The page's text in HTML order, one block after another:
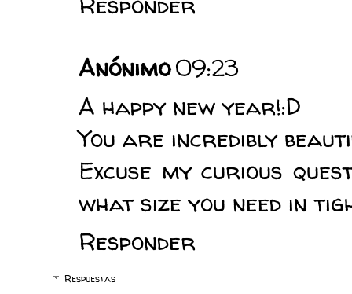
Anónimo09:23
A happy new year!:D
You are incredibly
Excuse my curious
what size you need in
Responder
Respuestas